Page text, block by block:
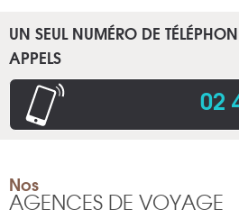
UN SEUL NUMÉRO DE
APPELS
02
Nos
AGENCES DE VOYAGE